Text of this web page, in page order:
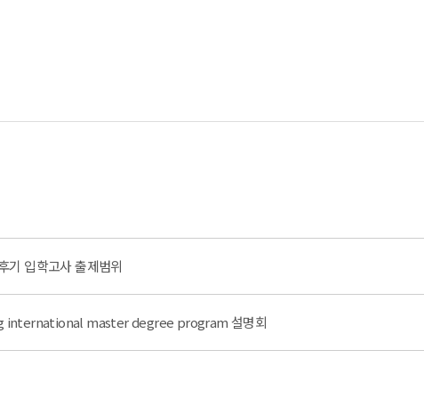
기 입학고사 출제범위
master degree program 설명회